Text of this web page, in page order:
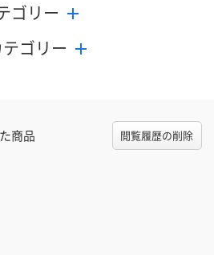
ゴリー
ゴリー
商品 閲覧履歴の削除